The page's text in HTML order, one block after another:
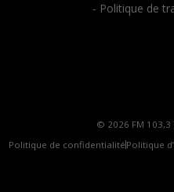
- Politique de
© 2026 FM
Politique de confidentialité Politique